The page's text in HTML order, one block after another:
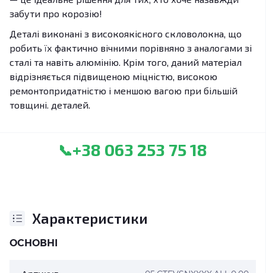
забути про корозію!
Деталі виконані з високоякісного скловолокна, що
робить їх фактично вічними порівняно з аналогами зі
сталі та навіть алюмінію. Крім того, даний матеріал
відрізняється підвищеною міцністю, високою
ремонтопридатністю і меншою вагою при більшій
товщині. деталей.
📞+38 063 253 75 18
Характеристики
ОСНОВНІ